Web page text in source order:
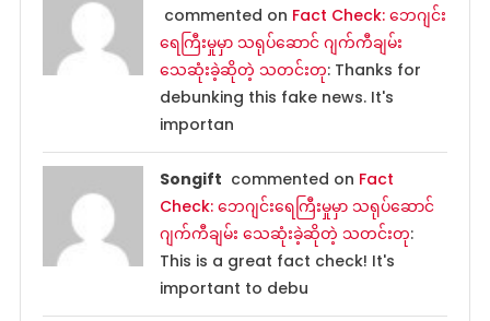
commented on Fact Check: ဘေဂျင်း
ရေကြီးမှုမှာ သရုပ်ဆောင် ဂျက်ကီချမ်း
သေဆုံးခဲ့ဆိုတဲ့ သတင်းတု: Thanks for
debunking this fake news. It's
importan
Songift commented on Fact
Check: ဘေဂျင်းရေကြီးမှုမှာ သရုပ်ဆောင်
ဂျက်ကီချမ်း သေဆုံးခဲ့ဆိုတဲ့ သတင်းတု:
This is a great fact check! It's
important to debu